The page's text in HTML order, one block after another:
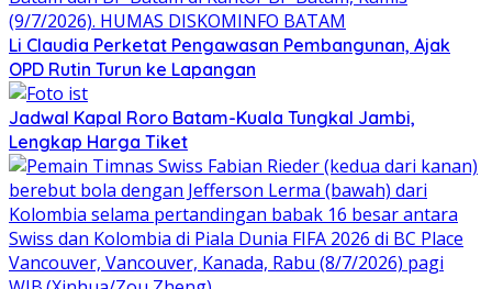
Li Claudia Perketat Pengawasan Pembangunan, Ajak
OPD Rutin Turun ke Lapangan
Jadwal Kapal Roro Batam-Kuala Tungkal Jambi,
Lengkap Harga Tiket